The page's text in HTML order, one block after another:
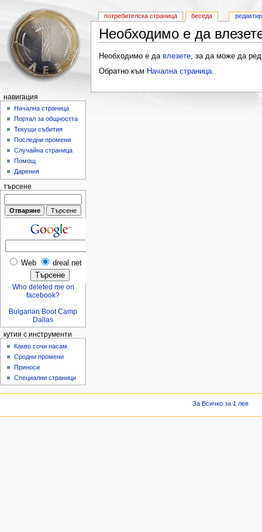
Необходимо е да
Необходимо е да влезете, за да може да
Обратно към Начална страница.
потребителска страница беседа
навигация
Начална страница
Портал за общността
Текущи събития
Последни промени
Случайна страница
Помощ
Дарения
търсене
Web dreal.net
Who deleted me on
facebook?
Bulgarian Boot Camp
Dallas
кутия с инструменти
Какво сочи насам
Сродни промени
Приноси
Специални страници
За Всичко за 1 лев